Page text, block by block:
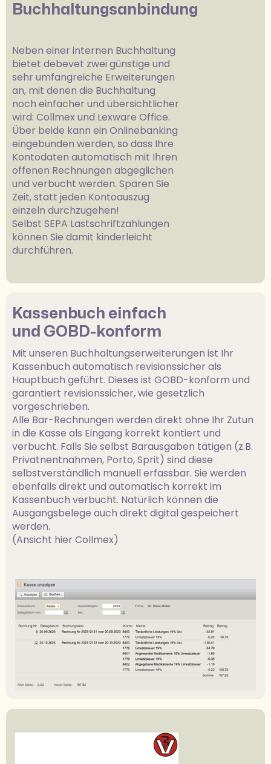
Buchhaltungsanbindung
Neben einer internen Buchhaltung
bietet debevet zwei günstige und
sehr umfangreiche Erweiterungen
an, mit denen die Buchhaltung
noch einfacher und übersichtlicher
wird: Collmex und Lexware Office.
Über beide kann ein Onlinebanking
eingebunden werden, so dass Ihre
Kontodaten automatisch mit Ihren
offenen Rechnungen abgeglichen
und verbucht werden. Sparen Sie
Zeit, statt jeden Kontoauszug
einzeln durchzugehen!
Selbst SEPA Lastschriftzahlungen
können Sie damit kinderleicht
durchführen.
Kassenbuch einfach
und GOBD-konform
Mit unseren Buchhaltungserweiterungen ist Ihr
Kassenbuch automatisch revisionssicher als
Hauptbuch geführt. Dieses ist GOBD-konform und
garantiert revisionssicher, wie gesetzlich
vorgeschrieben.
Alle Bar-Rechnungen werden direkt ohne Ihr Zutun
in die Kasse als Eingang korrekt kontiert und
verbucht. Falls Sie selbst Barausgaben tätigen (z.B.
Privatnentnahmen, Porto, Sprit) sind diese
selbstverständlich manuell erfassbar. Sie werden
ebenfalls direkt und automatisch korrekt im
Kassenbuch verbucht. Natürlich können die
Ausgangsbelege auch direkt digital gespeichert
werden.
(Ansicht hier Collmex)